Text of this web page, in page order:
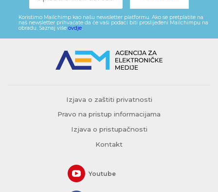
Koristimo Mailchimp kao našu newsletter platformu. Ako se pretplatite na
naš newsletter prihvaćate da će vaši podaci biti proslijeđeni Mailchimpu na
obradu. Saznaj više ovdje.
Izjava o zaštiti privatnosti
Pravo na pristup informacijama
Izjava o pristupačnosti
Kontakt
Youtube